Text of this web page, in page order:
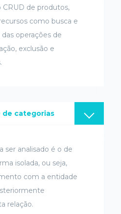
CRUD de produtos,
como busca e
operações de
exclusão e
de categorias
ser analisado é o de
isolada, ou seja,
com a entidade
relação.